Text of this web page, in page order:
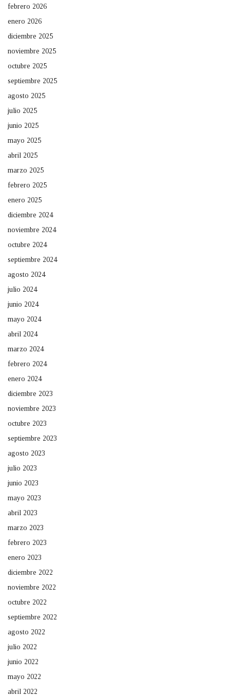
febrero 2026
enero 2026
diciembre 2025
noviembre 2025
octubre 2025
septiembre 2025
agosto 2025
julio 2025
junio 2025
mayo 2025
abril 2025
marzo 2025
febrero 2025
enero 2025
diciembre 2024
noviembre 2024
octubre 2024
septiembre 2024
agosto 2024
julio 2024
junio 2024
mayo 2024
abril 2024
marzo 2024
febrero 2024
enero 2024
diciembre 2023
noviembre 2023
octubre 2023
septiembre 2023
agosto 2023
julio 2023
junio 2023
mayo 2023
abril 2023
marzo 2023
febrero 2023
enero 2023
diciembre 2022
noviembre 2022
octubre 2022
septiembre 2022
agosto 2022
julio 2022
junio 2022
mayo 2022
abril 2022